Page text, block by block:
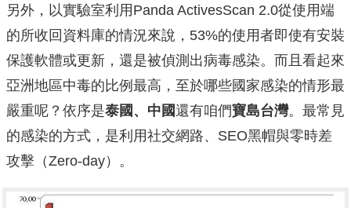
另外，以實驗室利用Panda ActivesScan 2.0從使用端
的所收回資料庫的情況來說，53%的使用者即使有安裝
保護軟體或更新，還是被偵測出病毒感染。而且看起來
亞洲地區中毒的比例最高，至於哪些國家感染的情形最
嚴重呢？依序是泰國、中國還有咱們寶島台灣。最常見
的感染的方式，是利用社交網路、SEO黑帽與零時差
攻擊（Zero-day）。